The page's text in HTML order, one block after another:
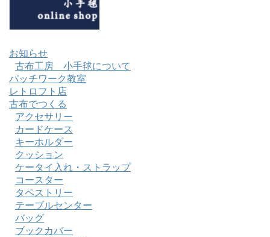
お知らせ
古布工房 小手毬について
パッチワーク教室
レトロフト店
古布でつくる
アクセサリー
カードケース
キーホルダー
クッション
ケータイ入れ・ストラップ
コースター
タペストリー
テーブルセンター
バッグ
ブックカバー